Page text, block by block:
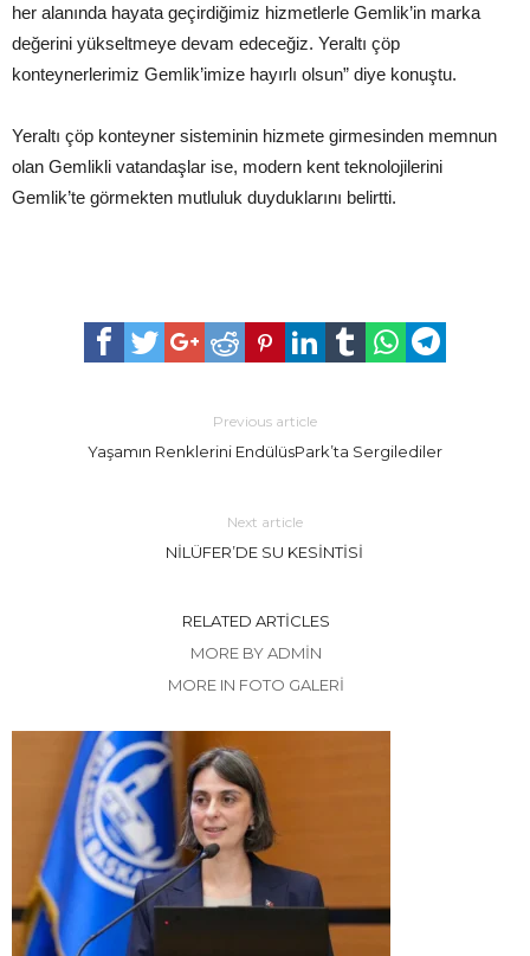
her alanında hayata geçirdiğimiz hizmetlerle Gemlik’in marka
değerini yükseltmeye devam edeceğiz. Yeraltı çöp
konteynerlerimiz Gemlik’imize hayırlı olsun” diye konuştu.
Yeraltı çöp konteyner sisteminin hizmete girmesinden memnun
olan Gemlikli vatandaşlar ise, modern kent teknolojilerini
Gemlik’te görmekten mutluluk duyduklarını belirtti.
Previous article
Yaşamın Renklerini EndülüsPark’ta Sergilediler
Next article
NİLÜFER’DE SU KESİNTİSİ
RELATED ARTICLES
MORE BY ADMIN
MORE IN FOTO GALERİ